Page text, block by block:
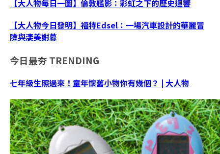
【大人物每日一圖】倫敦艦影：彩虹之下的歷史迴響
【大人物今日發明】福特Edsel：一場汽車設計的華麗冒
險與淒美謝幕
今日最夯 TRENDING
七年級生照過來！童年懷舊小物你有幾個？ | 大人物